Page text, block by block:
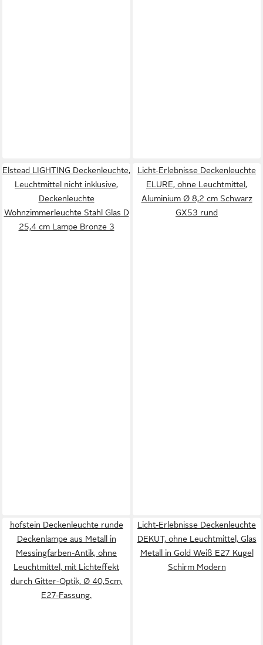
Elstead LIGHTING Deckenleuchte,
Leuchtmittel nicht inklusive,
Deckenleuchte
Wohnzimmerleuchte Stahl Glas D
25,4 cm Lampe Bronze 3
Licht-Erlebnisse Deckenleuchte
ELURE, ohne Leuchtmittel,
Aluminium Ø 8,2 cm Schwarz
GX53 rund
hofstein Deckenleuchte runde
Deckenlampe aus Metall in
Messingfarben-Antik, ohne
Leuchtmittel, mit Lichteffekt
durch Gitter-Optik, Ø 40,5cm,
E27-Fassung.
Licht-Erlebnisse Deckenleuchte
DEKUT, ohne Leuchtmittel, Glas
Metall in Gold Weiß E27 Kugel
Schirm Modern